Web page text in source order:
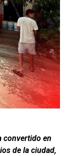
convertido en
de la ciudad,